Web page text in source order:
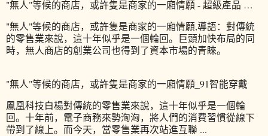
"無人"等候的商店，或許隻是商家的一廂情願 - 超級產品 …
"無人"等候的商店，或許隻是商家的一廂情願,導語：對傳統
的零售業來說，這十年似乎是一個輪回。巨頭加快布局的同
時，無人商店的創業公司也得到了資本市場的青睞。
"無人"等候的商店，或許隻是商家的一廂情願_91智能穿戴
鳳凰科技白楊對傳統的零售業來說，這十年似乎是一個輪
回。十年前，電子商務來勢洶洶，將人們的消費習慣從線下
帶到了線上。而今天，當零售業再次站進互聯 ...